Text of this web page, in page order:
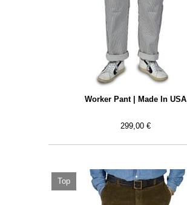
Worker Pant | Made In USA
299,00 €
Top